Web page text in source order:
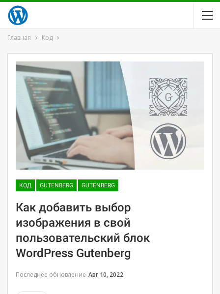
Главная Код
КОД GUTENBERG GUTENBERG
Как добавить выбор
изображения в свой
пользовательский блок
WordPress Gutenberg
Последнее обновление Авг 10, 2022